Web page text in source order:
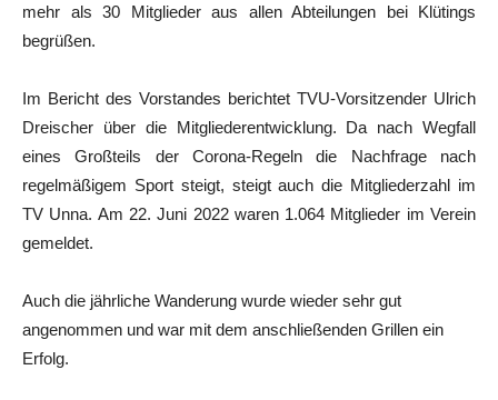
mehr als 30 Mitglieder aus allen Abteilungen bei Klütings
begrüßen.
Im Bericht des Vorstandes berichtet TVU-Vorsitzender Ulrich
Dreischer über die Mitgliederentwicklung. Da nach Wegfall
eines Großteils der Corona-Regeln die Nachfrage nach
regelmäßigem Sport steigt, steigt auch die Mitgliederzahl im
TV Unna. Am 22. Juni 2022 waren 1.064 Mitglieder im Verein
gemeldet.
Auch die jährliche Wanderung wurde wieder sehr gut
angenommen und war mit dem anschließenden Grillen ein
Erfolg.